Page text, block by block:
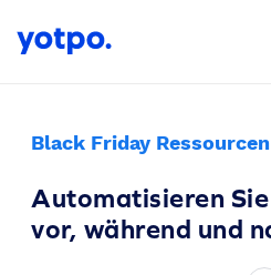
Black Friday Ressourcen
Automatisieren
vor, während und